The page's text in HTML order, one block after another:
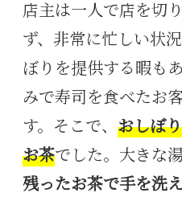
店主は一人で店を切
ず、非常に忙しい状
ぼりを提供する暇も
みで寿司を食べたお
す。そこで、 おしぼ
お茶でした。大きな
残ったお茶で手を洗